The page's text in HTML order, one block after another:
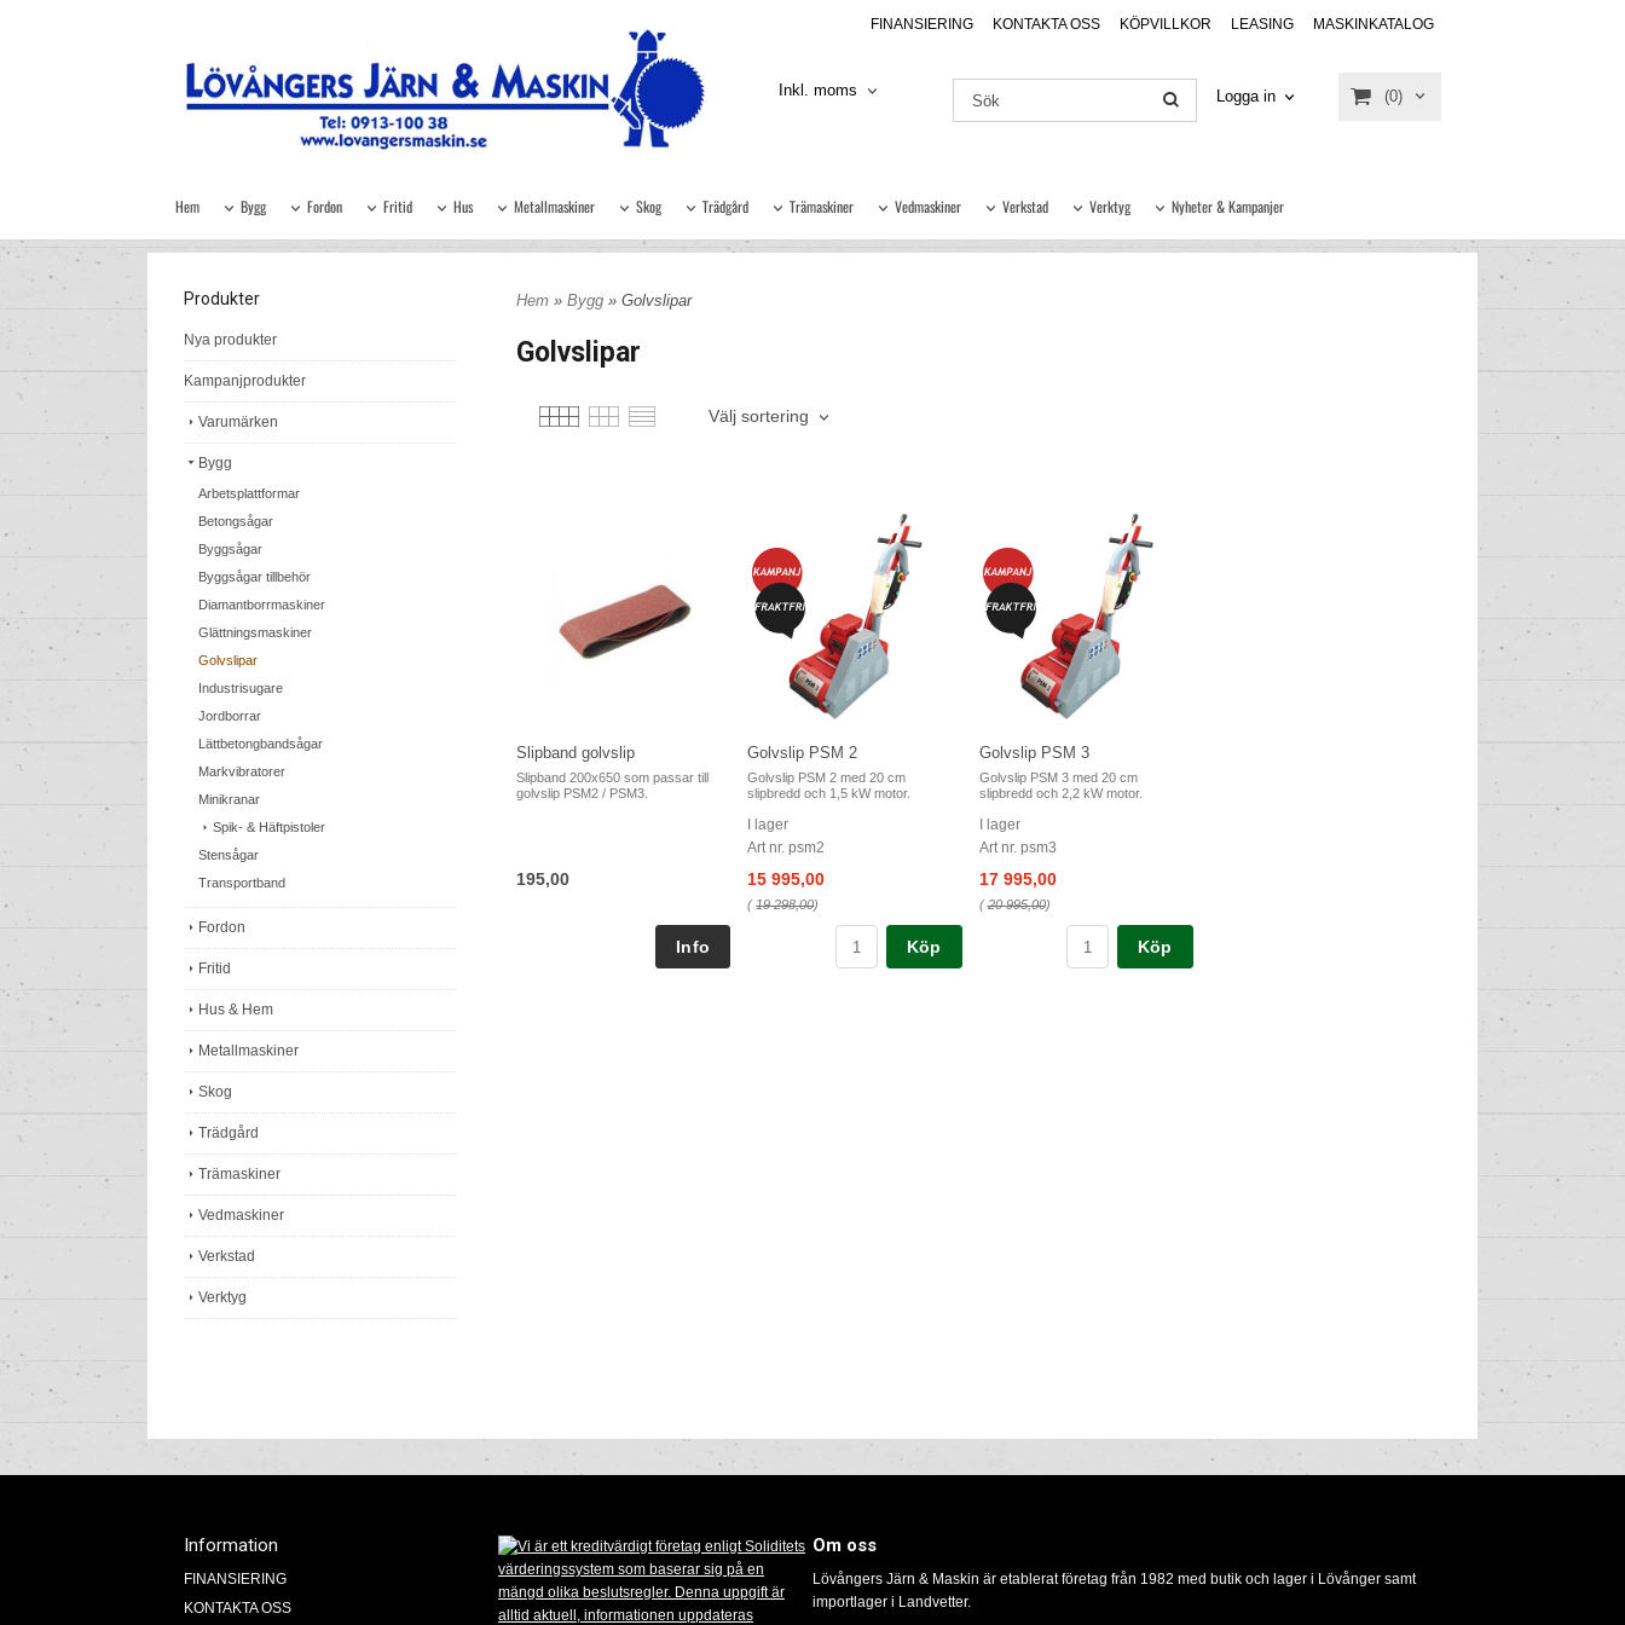
FINANSIERING KONTAKTA OSS KÖPVILLKOR LEASING MASKINKATALOG
Inkl. moms Logga in (0)
Hem Bygg Fordon Fritid Hus Metallmaskiner Skog Trädgård Trämaskiner Vedmaskiner Verkstad Verktyg Nyheter & Kampanjer
Produkter
Nya produkter
Kampanjprodukter
Varumärken
Bygg
Arbetsplattformar
Betongsågar
Byggsågar
Byggsågar tillbehör
Diamantborrmaskiner
Glättningsmaskiner
Golvslipar
Industrisugare
Jordborrar
Lättbetongbandsågar
Markvibratorer
Minikranar
Spik- & Häftpistoler
Stensågar
Transportband
Fordon
Fritid
Hus & Hem
Metallmaskiner
Skog
Trädgård
Trämaskiner
Vedmaskiner
Verkstad
Verktyg
Hem » Bygg » Golvslipar
Golvslipar
Välj sortering
Slipband golvslip
Slipband 200x650 som passar till
golvslip PSM2 / PSM3.
195,00
Golvslip PSM 2
Golvslip PSM 2 med 20 cm
slipbredd och 1,5 kW motor.
I lager
Art nr. psm2
15 995,00
(19 298,00)
Köp
Golvslip PSM 3
Golvslip PSM 3 med 20 cm
slipbredd och 2,2 kW motor.
I lager
Art nr. psm3
17 995,00
(20 995,00)
Köp
Information
FINANSIERING
KONTAKTA OSS
Om oss
Lövångers Järn & Maskin är etablerat företag från 1982 med butik och lager i Lövånger samt
importlager i Landvetter.